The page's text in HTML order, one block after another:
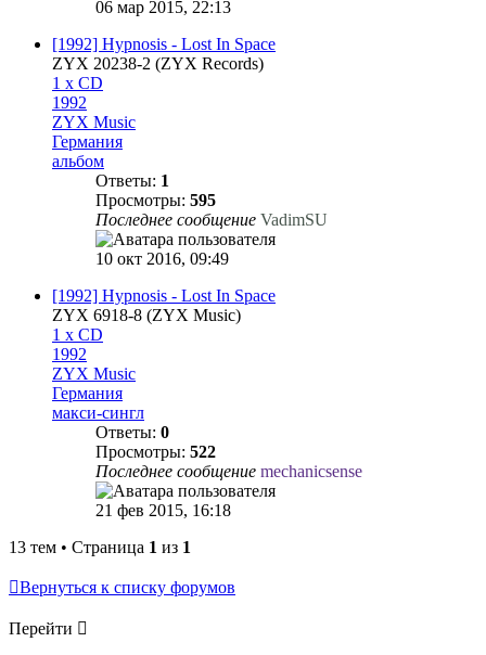
06 мар 2015, 22:13
[1992] Hypnosis - Lost In Space
ZYX 20238-2 (ZYX Records)
1 x CD
1992
ZYX Music
Германия
альбом
Ответы: 1
Просмотры: 595
Последнее сообщение VadimSU
10 окт 2016, 09:49
[1992] Hypnosis - Lost In Space
ZYX 6918-8 (ZYX Music)
1 x CD
1992
ZYX Music
Германия
макси-сингл
Ответы: 0
Просмотры: 522
Последнее сообщение mechanicsense
21 фев 2015, 16:18
13 тем • Страница 1 из 1
Вернуться к списку форумов
Перейти